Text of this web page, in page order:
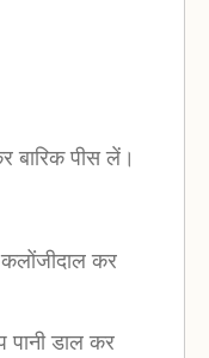
बारिक पीस लें।
कर
डाल कर